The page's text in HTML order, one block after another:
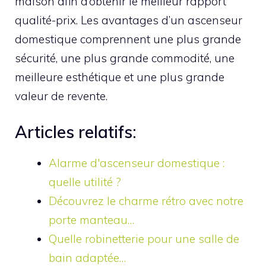
qualité-prix. Les avantages d’un ascenseur
domestique comprennent une plus grande
sécurité, une plus grande commodité, une
meilleure esthétique et une plus grande
valeur de revente.
Articles relatifs:
Alarme d'ascenseur domestique :
quelle utilité ?
Découvrez le charme rétro avec notre
porte manteau…
Quelle robinetterie pour une salle de
bain adaptée…